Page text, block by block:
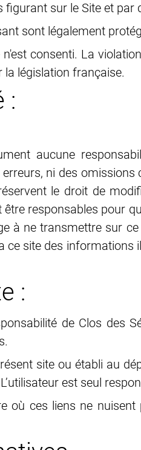
sur le Site et par
sont légalement
consenti. La
la législation française.
:
aucune
ni des omissions
le droit de
responsables pour
à ne transmettre sur
site des informations
:
de Clos des
site ou établi au
est seul
où ces liens ne